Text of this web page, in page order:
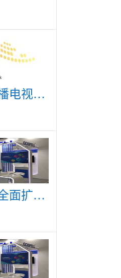
2026中国国际广播电视信息网络展览会展
高斯贝尔产品线全面扩展，众多新产品亮相CommunicAsia 2019